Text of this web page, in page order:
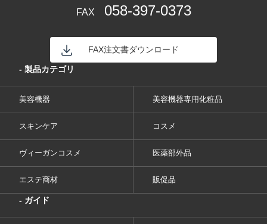
- 製品カテゴリ
美容機器 美容機器専用化粧品
スキンケア コスメ
ヴィーガンコスメ 医薬部外品
エステ商材 販促品
- ガイド
FAX 058-397-0373
FAX注文書ダウンロード